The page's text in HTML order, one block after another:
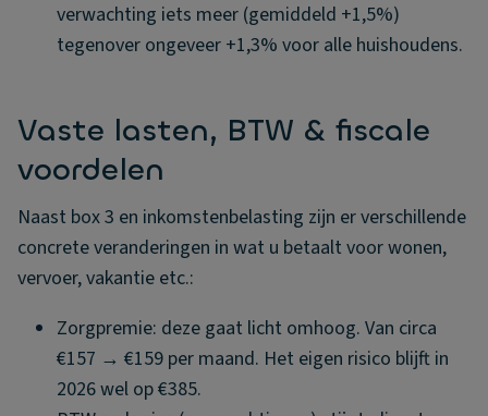
verwachting iets meer (gemiddeld +1,5%)
tegenover ongeveer +1,3% voor alle huishoudens.
Vaste lasten, BTW & fiscale
voordelen
Naast box 3 en inkomstenbelasting zijn er verschillende
concrete veranderingen in wat u betaalt voor wonen,
vervoer, vakantie etc.:
Zorgpremie: deze gaat licht omhoog. Van circa
€157 → €159 per maand. Het eigen risico blijft in
2026 wel op €385.